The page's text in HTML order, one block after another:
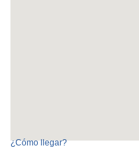
¿Cómo llegar?